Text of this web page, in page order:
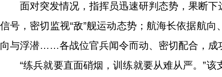
面对突发情况，指挥员迅速研判态势，果断
信号，密切监视“敌”舰运动态势；航海长依据航
向与浮潜……各战位官兵闻令而动、密切配合，成
“练兵就要直面硝烟，训练就要从难从严。”